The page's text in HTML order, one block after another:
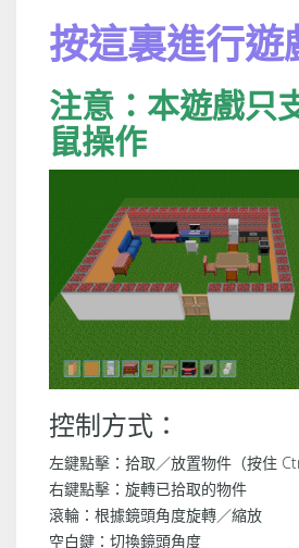
按這裏進行遊
注意：本遊戲只
鼠操作
控制方式：
左鍵點擊：拾取／放置物件（按住
右鍵點擊：旋轉已拾取的物件
滾輪：根據鏡頭角度旋轉／縮放
空白鍵：切換鏡頭角度